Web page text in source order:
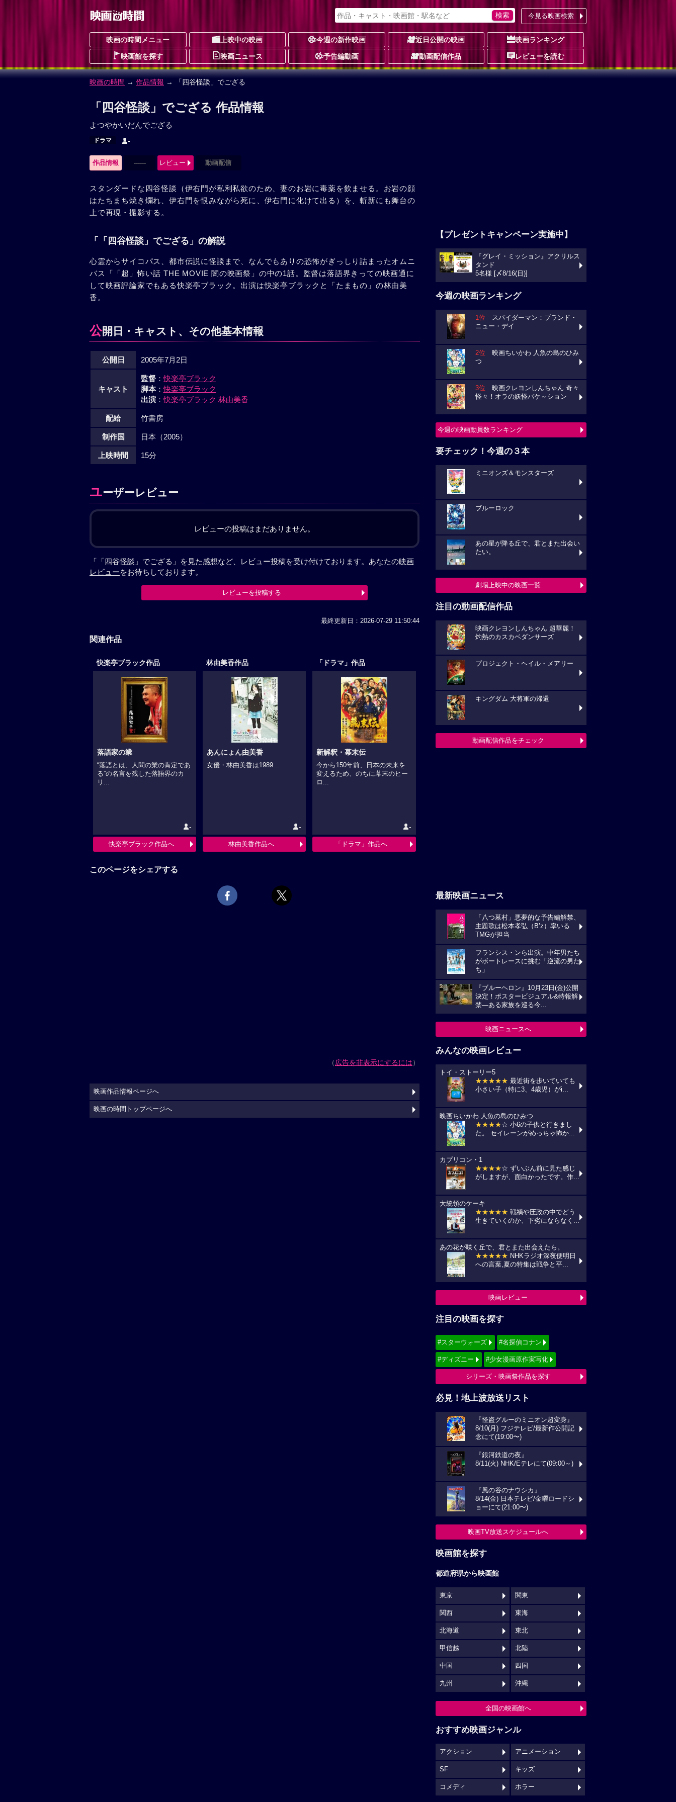
今見る映画検索
映画の時間メニュー 上映中の映画 今週の新作映画 近日公開の映画 映画ランキング
映画館を探す 映画ニュース 予告編動画 動画配信作品 レビューを読む
映画の時間 → 作品情報 → 「四谷怪談」でござる
「四谷怪談」でござる 作品情報
よつやかいだんでござる
ドラマ -
作品情報 ------ レビュー 動画配信
スタンダードな四谷怪談（伊右門が私利私欲のため、妻のお岩に毒薬を飲ませる。お岩の顔
はたちまち焼き爛れ、伊右門を恨みながら死に、伊右門に化けて出る）を、斬新にも舞台の
上で再現・撮影する。
「「四谷怪談」でござる」の解説
心霊からサイコパス、都市伝説に怪談まで、なんでもありの恐怖がぎっしり詰まったオムニ
バス「「超」怖い話 THE MOVIE 闇の映画祭」の中の1話。監督は落語界きっての映画通に
して映画評論家でもある快楽亭ブラック。出演は快楽亭ブラックと「たまもの」の林由美
香。
公開日・キャスト、その他基本情報
公開日 2005年7月2日
キャスト
監督：快楽亭ブラック
脚本：快楽亭ブラック
出演：快楽亭ブラック 林由美香
配給 竹書房
制作国 日本（2005）
上映時間 15分
ユーザーレビュー
レビューの投稿はまだありません。
「「四谷怪談」でござる」を見た感想など、レビュー投稿を受け付けております。あなたの映画
レビューをお待ちしております。
レビューを投稿する
最終更新日：2026-07-29 11:50:44
関連作品
快楽亭ブラック作品
落語家の業
“落語とは、人間の業の肯定であ
る”の名言を残した落語界のカ
リ...
-
快楽亭ブラック作品へ
林由美香作品
あんにょん由美香
女優・林由美香は1989...
-
林由美香作品へ
「ドラマ」作品
新解釈・幕末伝
今から150年前、日本の未来を
変えるため、のちに幕末のヒー
ロ...
-
「ドラマ」作品へ
このページをシェアする
（広告を非表示にするには）
【プレゼントキャンペーン実施中】
『グレイ・ミッション』アクリルス
タンド
5名様 [〆8/16(日)]
今週の映画ランキング
1位 スパイダーマン：ブランド・
ニュー・デイ
2位 映画ちいかわ 人魚の島のひみ
つ
3位 映画クレヨンしんちゃん 奇々
怪々！オラの妖怪バケ～ション
今週の映画動員数ランキング
要チェック！今週の３本
ミニオンズ＆モンスターズ
ブルーロック
あの星が降る丘で、君とまた出会い
たい。
劇場上映中の映画一覧
注目の動画配信作品
映画クレヨンしんちゃん 超華麗！
灼熱のカスカベダンサーズ
プロジェクト・ヘイル・メアリー
キングダム 大将軍の帰還
動画配信作品をチェック
最新映画ニュース
「八つ墓村」悪夢的な予告編解禁、
主題歌は松本孝弘（B’z）率いる
TMGが担当
フランシス・ンら出演。中年男たち
がボートレースに挑む「逆流の男た
ち」
『ブルーヘロン』10月23日(金)公開
決定！ポスタービジュアル&特報解
禁―ある家族を巡る今...
映画ニュースへ
みんなの映画レビュー
トイ・ストーリー5
★★★★★ 最近街を歩いていても
小さい子（特に3、4歳児）がi...
映画ちいかわ 人魚の島のひみつ
★★★★☆ 小6の子供と行きまし
た。 セイレーンがめっちゃ怖か...
カプリコン・1
★★★★☆ ずいぶん前に見た感じ
がしますが、面白かったです。作...
大統領のケーキ
★★★★★ 戦禍や圧政の中でどう
生きていくのか、下劣にならなく...
あの花が咲く丘で、君とまた出会えたら。
★★★★★ NHKラジオ深夜便明日
への言葉,夏の特集は戦争と平...
映画レビュー
注目の映画を探す
#スターウォーズ #名探偵コナン
#ディズニー #少女漫画原作実写化
シリーズ・映画祭作品を探す
必見！地上波放送リスト
『怪盗グルーのミニオン超変身』
8/10(月) フジテレビ/最新作公開記
念にて(19:00〜)
『銀河鉄道の夜』
8/11(火) NHK/Eテレにて(09:00～)
『風の谷のナウシカ』
8/14(金) 日本テレビ/金曜ロードシ
ョーにて(21:00〜)
映画TV放送スケジュールへ
映画館を探す
都道府県から映画館
東京 関東
関西 東海
北海道 東北
甲信越 北陸
中国 四国
九州 沖縄
全国の映画館へ
おすすめ映画ジャンル
アクション アニメーション
SF キッズ
コメディ ホラー
映画作品情報ページへ
映画の時間トップページへ